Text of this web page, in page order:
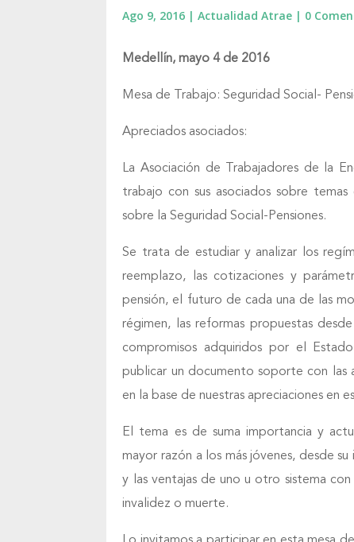
Ago 9, 2016 |Actualidad Atrae | 0
Medellín, mayo 4 de 2016
Mesa de Trabajo: Seguridad Social-
Apreciados asociados:
La Asociación de Trabajadores de la
trabajo con sus asociados sobre
sobre la Seguridad Social-Pensiones.
Se trata de estudiar y analizar los
reemplazo, las cotizaciones y
pensión, el futuro de cada una de las
régimen, las reformas propuestas
compromisos adquiridos por el
publicar un documento soporte con las
en la base de nuestras apreciaciones en
El tema es de suma importancia y
mayor razón a los más jóvenes, desde
y las ventajas de uno u otro sistema
invalidez o muerte.